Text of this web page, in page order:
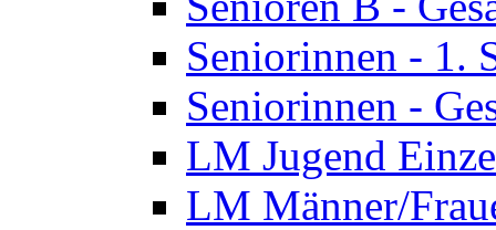
Seniorinnen - 1.
Seniorinnen -
LM Jugend
LM Männer/